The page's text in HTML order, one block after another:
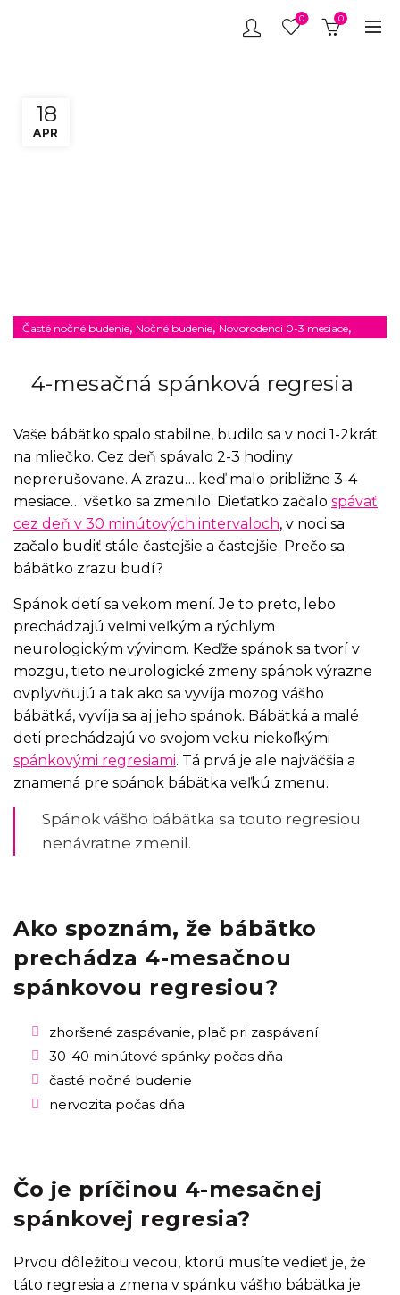
0 0
18
APR
Časté nočné budenie, Nočné budenie, Novorodenci 0-3 mesiace,
4-mesačná spánková regresia
Vaše bábätko spalo stabilne, budilo sa v noci 1-2krát
na mliečko. Cez deň spávalo 2-3 hodiny
neprerušovane. A zrazu… keď malo približne 3-4
mesiace… všetko sa zmenilo. Dieťatko začalo spávať
cez deň v 30 minútových intervaloch, v noci sa
začalo budiť stále častejšie a častejšie. Prečo sa
bábätko zrazu budí?
Spánok detí sa vekom mení. Je to preto, lebo
prechádzajú veľmi veľkým a rýchlym
neurologickým vývinom. Keďže spánok sa tvorí v
mozgu, tieto neurologické zmeny spánok výrazne
ovplyvňujú a tak ako sa vyvíja mozog vášho
bábätká, vyvíja sa aj jeho spánok. Bábätká a malé
deti prechádzajú vo svojom veku niekoľkými
spánkovými regresiami. Tá prvá je ale najväčšia a
znamená pre spánok bábätka veľkú zmenu.
Spánok vášho bábätka sa touto regresiou
nenávratne zmenil.
Ako spoznám, že bábätko
prechádza 4-mesačnou
spánkovou regresiou?
zhoršené zaspávanie, plač pri zaspávaní
30-40 minútové spánky počas dňa
časté nočné budenie
nervozita počas dňa
Čo je príčinou 4-mesačnej
spánkovej regresia?
Prvou dôležitou vecou, ktorú musíte vedieť je, že
táto regresia a zmena v spánku vášho bábätka je